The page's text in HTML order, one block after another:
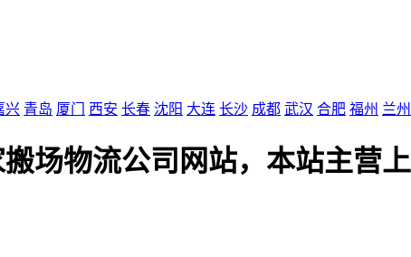
兴 青岛 厦门 西安 长春 沈阳 大连 长沙 成都 武汉 合肥 福州 兰州
场物流公司网站，本站主营